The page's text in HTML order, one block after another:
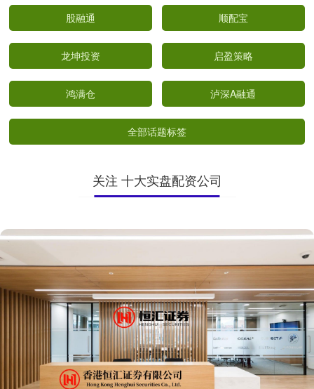
股融通 顺配宝
龙坤投资 启盈策略
鸿满仓 泸深A融通
全部话题标签
关注 十大实盘配资公司